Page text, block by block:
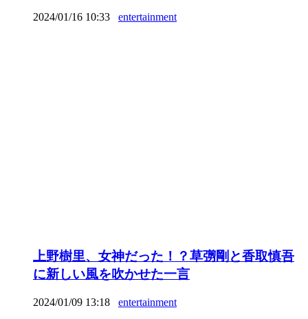
2024/01/16 10:33 entertainment
上野樹里、女神だった！？草彅剛と香取慎吾
に新しい風を吹かせた一言
2024/01/09 13:18 entertainment